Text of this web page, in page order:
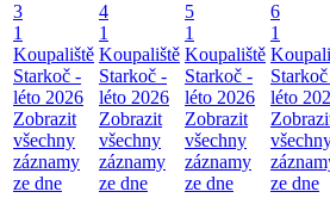
3
1
Koupaliště
Starkoč -
léto 2026
Zobrazit
všechny
záznamy
ze dne
4
1
Koupaliště
Starkoč -
léto 2026
Zobrazit
všechny
záznamy
ze dne
5
1
Koupaliště
Starkoč -
léto 2026
Zobrazit
všechny
záznamy
ze dne
6
1
léto
ze dne